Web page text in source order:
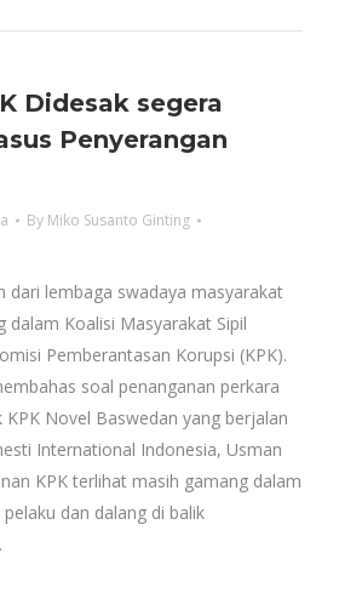
Didesak segera
Penyerangan
By Miko Susanto Ginting
dari lembaga swadaya masyarakat
dalam Koalisi Masyarakat Sipil
Pemberantasan Korupsi (KPK).
soal penanganan perkara
KPK Novel Baswedan yang berjalan
International Indonesia, Usman
KPK terlihat masih gamang dalam
dan dalang di balik